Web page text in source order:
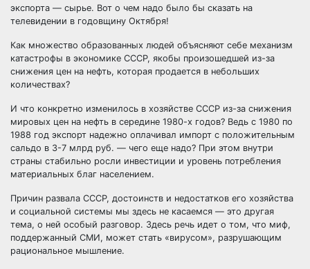
экспорта — сырье. Вот о чем надо было бы сказать на
телевидении в годовщину Октября!
Как множество образованных людей объясняют себе механизм
катастрофы в экономике СССР, якобы произошедшей из-за
снижения цен на нефть, которая продается в небольших
количествах?
И что конкретно изменилось в хозяйстве СССР из-за снижения
мировых цен на нефть в середине 1980-х годов? Ведь с 1980 по
1988 год экспорт надежно оплачивал импорт с положительным
сальдо в 3-7 млрд руб. — чего еще надо? При этом внутри
страны стабильно росли инвестиции и уровень потребления
материальных благ населением.
Причин развала СССР, достоинств и недостатков его хозяйства
и социальной системы мы здесь не касаемся — это другая
тема, о ней особый разговор. Здесь речь идет о том, что миф,
поддержанный СМИ, может стать «вирусом», разрушающим
рациональное мышление.